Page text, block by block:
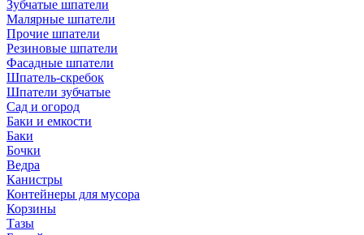
Зубчатые шпатели
Малярные шпатели
Прочие шпатели
Резиновые шпатели
Фасадные шпатели
Шпатель-скребок
Шпатели зубчатые
Сад и огород
Баки и емкости
Баки
Бочки
Ведра
Канистры
Контейнеры для мусора
Корзины
Тазы